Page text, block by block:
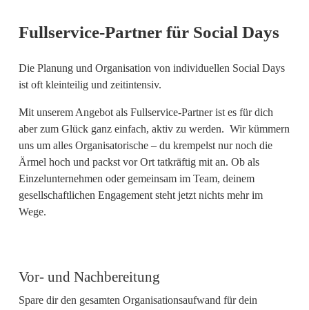
Fullservice-Partner für Social Days
Die Planung und Organisation von individuellen Social Days
ist oft kleinteilig und zeitintensiv.
Mit unserem Angebot als Fullservice-Partner ist es für dich
aber zum Glück ganz einfach, aktiv zu werden. Wir kümmern
uns um alles Organisatorische – du krempelst nur noch die
Ärmel hoch und packst vor Ort tatkräftig mit an. Ob als
Einzelunternehmen oder gemeinsam im Team, deinem
gesellschaftlichen Engagement steht jetzt nichts mehr im
Wege.
Vor- und Nachbereitung
Spare dir den gesamten Organisationsaufwand für dein